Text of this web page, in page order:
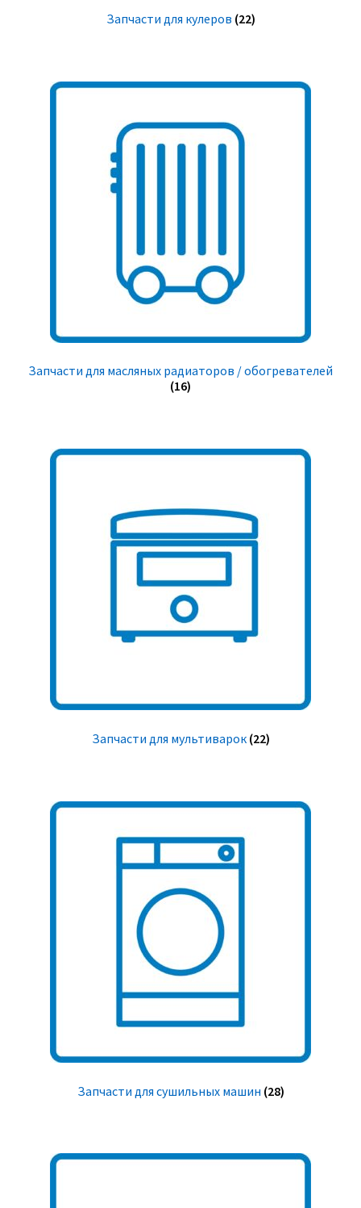
Запчасти для кулеров (22)
Запчасти для масляных радиаторов / обогревателей
(16)
Запчасти для мультиварок (22)
Запчасти для сушильных машин (28)